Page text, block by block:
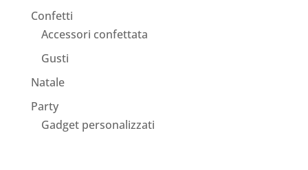
Confetti
Accessori confettata
Gusti
Natale
Party
Gadget personalizzati